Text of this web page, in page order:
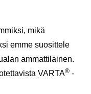
mikä
emme suosittele
ammattilainen.
VARTA® -